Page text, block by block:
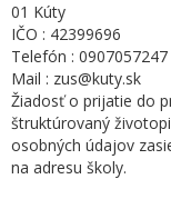
01 Kúty
IČO : 42399696
Telefón : 0907057247
Mail : zus@kuty.sk
Žiadosť o prijatie do
štruktúrovaný
osobných údajov
na adresu školy.